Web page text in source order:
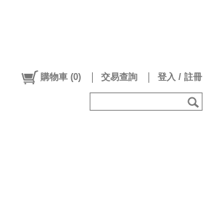
購物車 (0) 交易查詢 登入 / 註冊